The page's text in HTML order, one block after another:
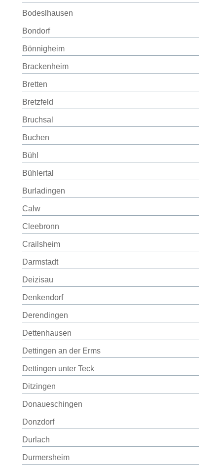
Bodeslhausen
Bondorf
Bönnigheim
Brackenheim
Bretten
Bretzfeld
Bruchsal
Buchen
Bühl
Bühlertal
Burladingen
Calw
Cleebronn
Crailsheim
Darmstadt
Deizisau
Denkendorf
Derendingen
Dettenhausen
Dettingen an der Erms
Dettingen unter Teck
Ditzingen
Donaueschingen
Donzdorf
Durlach
Durmersheim